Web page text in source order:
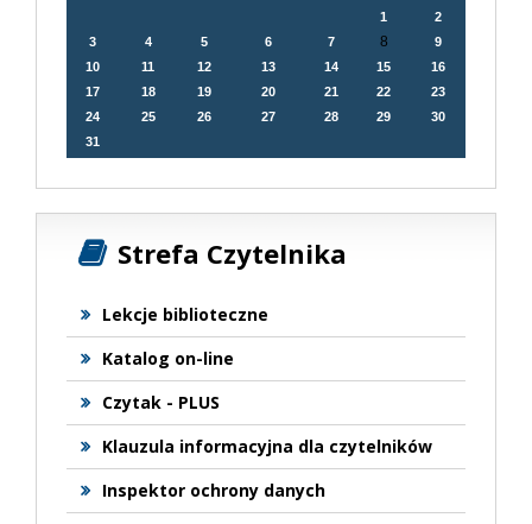
1
2
3
4 5 6 7 8
9
10
11 12 13 14 15
16
17
18 19 20 21 22
23
24
25 26 27 28 29
30
31
Strefa Czytelnika
Lekcje biblioteczne
Katalog on-line
Czytak - PLUS
Klauzula informacyjna dla czytelników
Inspektor ochrony danych